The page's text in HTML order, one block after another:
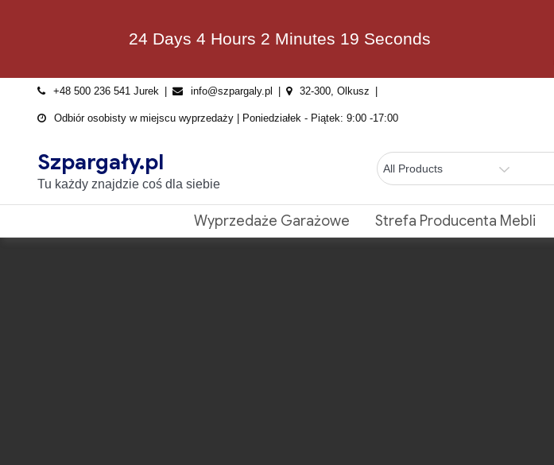
24 Days 4 Hours 2 Minutes 18 Seconds
+48 500 236 541 Jurek info@szpargaly.pl 32-300, Olkusz
Odbiór osobisty w miejscu wyprzedaży | Poniedziałek - Piątek: 9:00 -17:00
Szpargały.pl
Tu każdy znajdzie coś dla siebie
Wyprzedaże Garażowe Strefa Producenta Mebli